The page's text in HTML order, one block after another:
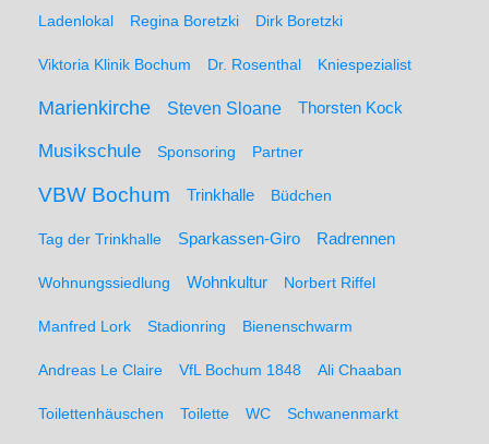
Ladenlokal Regina Boretzki Dirk Boretzki
Viktoria Klinik Bochum Dr. Rosenthal Kniespezialist
Marienkirche Steven Sloane Thorsten Kock
Musikschule Sponsoring Partner
VBW Bochum Trinkhalle Büdchen
Tag der Trinkhalle Sparkassen-Giro Radrennen
Wohnungssiedlung Wohnkultur Norbert Riffel
Manfred Lork Stadionring Bienenschwarm
Andreas Le Claire VfL Bochum 1848 Ali Chaaban
Toilettenhäuschen Toilette WC Schwanenmarkt